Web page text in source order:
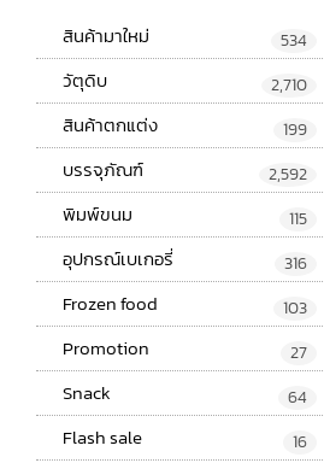
สินค้ามาใหม่ 534
วัตุดิบ 2,710
สินค้าตกแต่ง 199
บรรจุภัณฑ์ 2,592
พิมพ์ขนม 115
อุปกรณ์เบเกอรี่ 316
Frozen food 103
Promotion 27
Snack 64
Flash sale 16